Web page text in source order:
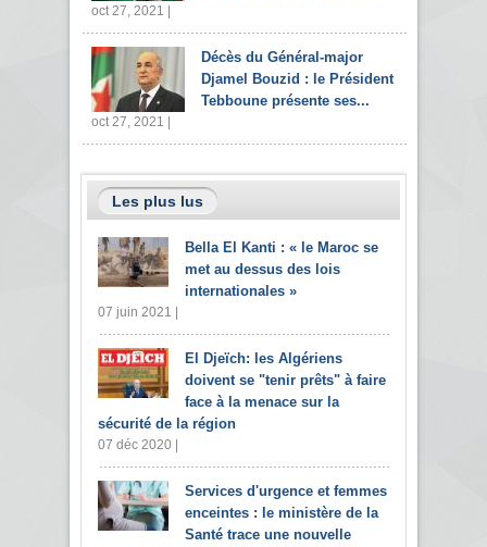
oct 27, 2021 |
Décès du Général-major
Djamel Bouzid : le Président
Tebboune présente ses...
oct 27, 2021 |
Les plus lus
Bella El Kanti : « le Maroc se
met au dessus des lois
internationales »
07 juin 2021 |
El Djeïch: les Algériens
doivent se "tenir prêts" à faire
face à la menace sur la
sécurité de la région
07 déc 2020 |
Services d'urgence et femmes
enceintes : le ministère de la
Santé trace une nouvelle